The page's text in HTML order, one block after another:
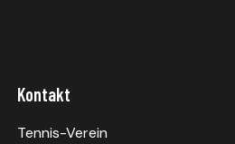
Kontakt
Tennis-Verein